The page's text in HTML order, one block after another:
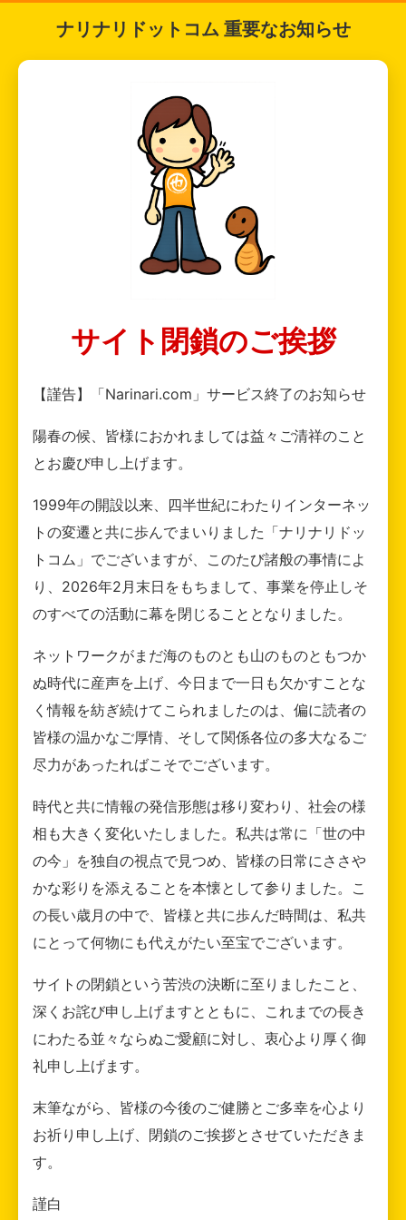
ナリナリドットコム 重要なお知らせ
サイト閉鎖のご挨拶
【謹告】「Narinari.com」サービス終了のお知らせ
陽春の候、皆様におかれましては益々ご清祥のこと
とお慶び申し上げます。
1999年の開設以来、四半世紀にわたりインターネッ
トの変遷と共に歩んでまいりました「ナリナリドッ
トコム」でございますが、このたび諸般の事情によ
り、2026年2月末日をもちまして、事業を停止しそ
のすべての活動に幕を閉じることとなりました。
ネットワークがまだ海のものとも山のものともつか
ぬ時代に産声を上げ、今日まで一日も欠かすことな
く情報を紡ぎ続けてこられましたのは、偏に読者の
皆様の温かなご厚情、そして関係各位の多大なるご
尽力があったればこそでございます。
時代と共に情報の発信形態は移り変わり、社会の様
相も大きく変化いたしました。私共は常に「世の中
の今」を独自の視点で見つめ、皆様の日常にささや
かな彩りを添えることを本懐として参りました。こ
の長い歳月の中で、皆様と共に歩んだ時間は、私共
にとって何物にも代えがたい至宝でございます。
サイトの閉鎖という苦渋の決断に至りましたこと、
深くお詫び申し上げますとともに、これまでの長き
にわたる並々ならぬご愛顧に対し、衷心より厚く御
礼申し上げます。
末筆ながら、皆様の今後のご健勝とご多幸を心より
お祈り申し上げ、閉鎖のご挨拶とさせていただきま
す。
謹白